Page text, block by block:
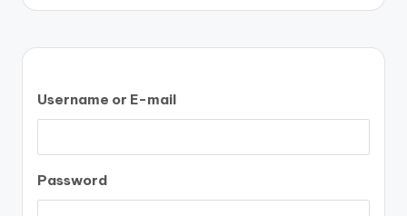
Username or E-mail
Password